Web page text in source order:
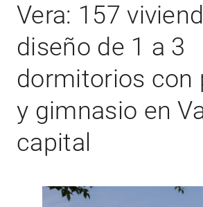
Vera: 157
diseño de 1 a 3
dormitorios con
y gimnasio en
capital